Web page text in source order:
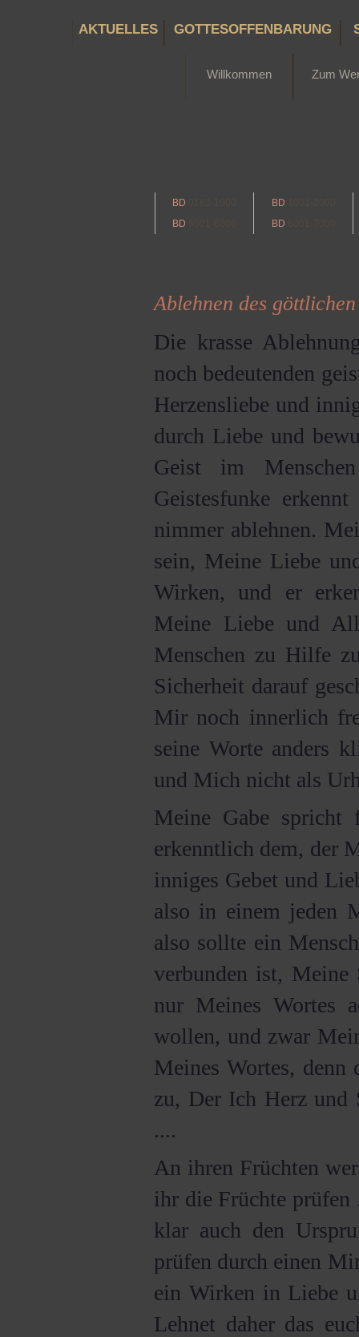
AKTUELLES GOTTESOFFENBARUNG
Willkommen Zum
BD BD
BD
BD
Ablehnen des
Die krasse
noch bedeutenden
Herzensliebe und
durch Liebe und
Geist im
Geistesfunke
nimmer ablehnen.
sein, Meine Liebe
Wirken, und er
Meine Liebe und
Menschen zu Hilfe
Sicherheit darauf
Mir noch innerlich
seine Worte anders
und Mich nicht als
Meine Gabe
erkenntlich dem, der
inniges Gebet und
also in einem jeden
also sollte ein
verbunden ist, Meine
nur Meines Wortes
wollen, und zwar
Meines Wortes,
zu, Der Ich Herz und
....
An ihren Früchten
ihr die Früchte
klar auch den
prüfen durch einen
ein Wirken in Liebe
Lehnet daher das